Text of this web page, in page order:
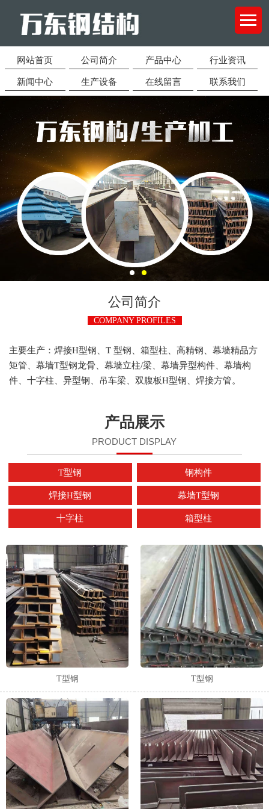
网站首页 公司简介 产品中心 行业资讯
新闻中心 生产设备 在线留言 联系我们
公司简介
COMPANY PROFILES
主要生产：焊接H型钢、T 型钢、箱型柱、高精钢、幕墙精品方
矩管、幕墙T型钢龙骨、幕墙立柱/梁、幕墙异型构件、幕墙构
件、十字柱、异型钢、吊车梁、双腹板H型钢、焊接方管。
产品展示
PRODUCT DISPLAY
T型钢 钢构件
焊接H型钢 幕墙T型钢
十字柱 箱型柱
T型钢 T型钢